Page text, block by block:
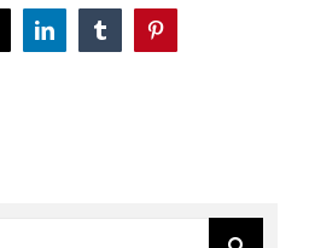
LinkedInTumblrPinterest